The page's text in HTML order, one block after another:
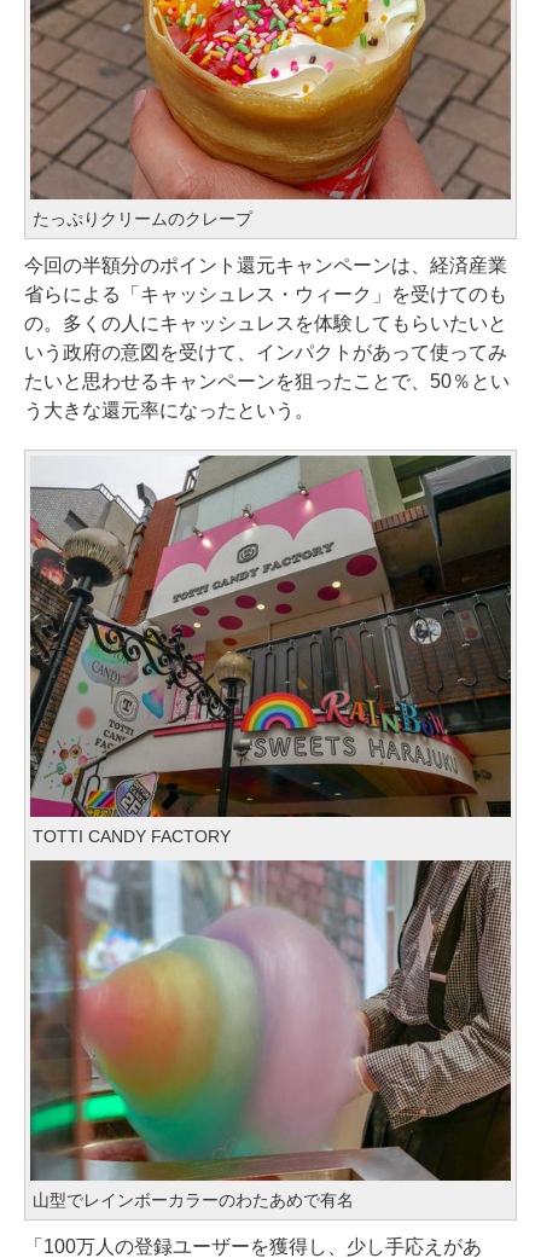
たっぷりクリームのクレープ
今回の半額分のポイント還元キャンペーンは、経済産業
省らによる「キャッシュレス・ウィーク」を受けてのも
の。多くの人にキャッシュレスを体験してもらいたいと
いう政府の意図を受けて、インパクトがあって使ってみ
たいと思わせるキャンペーンを狙ったことで、50％とい
う大きな還元率になったという。
TOTTI CANDY FACTORY
山型でレインボーカラーのわたあめで有名
「100万人の登録ユーザーを獲得し、少し手応えがあ